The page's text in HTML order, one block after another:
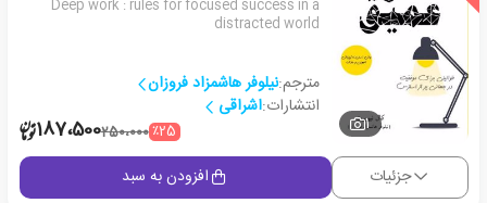
1
Deep work : rules for focused success in a
distracted world
مترجم:نیلوفر هاشمزاد فروزان
انتشارات:اشراقی
٪25250،000187،500
جزئیات افزودن به سبد